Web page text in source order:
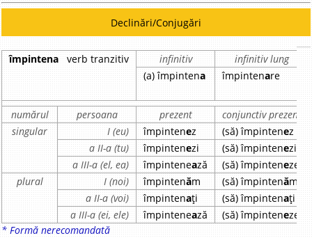
Declinări/Conjugări
împintena verb tranzitiv infinitiv
infinitiv lung
(a) împintena împintenare
numărul persoana prezent
conjunctiv prezent
singular
I (eu) împintenez (să) împintenez
a II-a (tu)
împintenezi (să) împintenezi
a III-a (el, ea)
împintenează (să) împinteneze
plural
I (noi) împintenăm (să) împintenăm
a II-a (voi)
împintenați (să) împintenați
a III-a (ei, ele)
împintenează (să) împinteneze
* Formă nerecomandată